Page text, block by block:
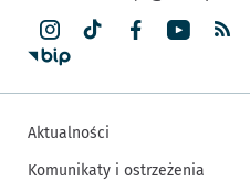
Aktualności
Komunikaty i ostrzeżenia